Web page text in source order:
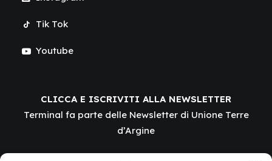
Tik Tok
Youtube
CLICCA E ISCRIVITI ALLA NEWSLETTER
Terminal fa parte delle Newsletter di Unione Terre
d’Argine
Il progettoTerminal – Terre d’Argine Innovation